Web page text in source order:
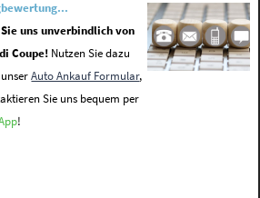
uns unverbindlich von
Coupe! Nutzen Sie dazu
unserAuto Ankauf Formular,
Sie uns bequem per
!